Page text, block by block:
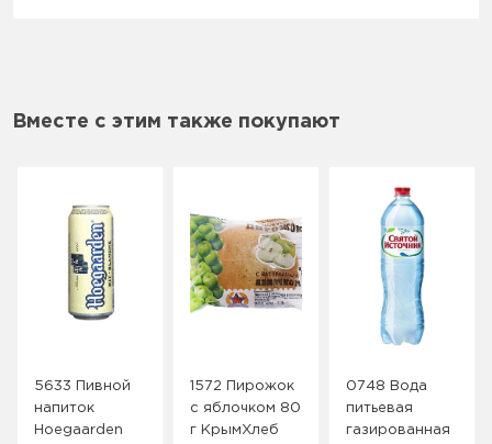
Вместе с этим также покупают
5633 Пивной
напиток
Hoegaarden
1572 Пирожок
с яблочком 80
г КрымХлеб
0748 Вода
питьевая
газированная